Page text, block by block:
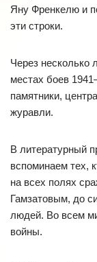
Яну Френкелю и
эти строки.
Через несколько
местах боев
памятники,
журавли.
В литературный
вспоминаем тех,
на всех полях
Гамзатовым, до
людей. Во всем
войны.